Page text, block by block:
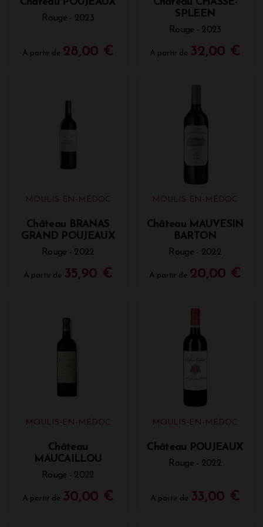
Rouge - 2023
A partir de 28,00 €
SPLEEN
Rouge - 2023
A partir de 32,00 €
MOULIS-EN-MÉDOC
Château BRANAS
GRAND POUJEAUX
Rouge - 2022
A partir de 35,90 €
MOULIS-EN-MÉDOC
Château MAUVESIN
BARTON
Rouge - 2022
A partir de 20,00 €
MOULIS-EN-MÉDOC
Château
MAUCAILLOU
Rouge - 2022
A partir de 30,00 €
MOULIS-EN-MÉDOC
Château POUJEAUX
Rouge - 2022
A partir de 33,00 €